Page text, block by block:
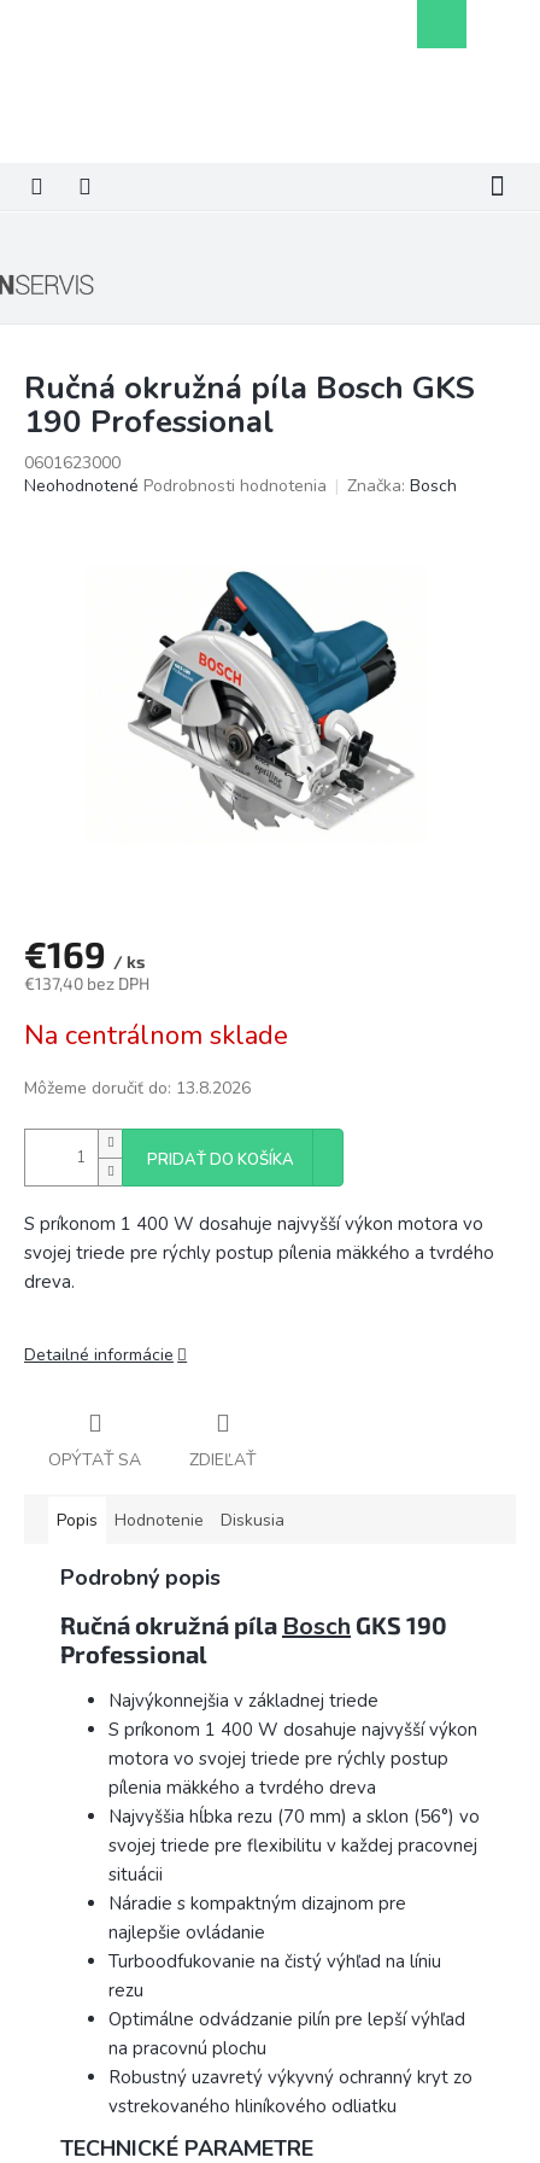
košík
Ručná okružná píla Bosch GKS
190 Professional
0601623000
Priemerné
Neohodnotené Podrobnosti hodnotenia Značka: Bosch
€169 / ks
€137,40 bez DPH
cena:
Na centrálnom sklade
Môžeme doručiť do: 13.8.2026
PRIDAŤ DO KOŠÍKA
S príkonom 1 400 W dosahuje najvyšší výkon motora vo
svojej triede pre rýchly postup pílenia mäkkého a tvrdého
dreva.
Detailné informácie
OPÝTAŤ SA ZDIEĽAŤ
Popis Hodnotenie Diskusia
Podrobný popis
Ručná okružná píla Bosch GKS 190
Professional
Najvýkonnejšia v základnej triede
S príkonom 1 400 W dosahuje najvyšší výkon
motora vo svojej triede pre rýchly postup
pílenia mäkkého a tvrdého dreva
Najvyššia hĺbka rezu (70 mm) a sklon (56°) vo
svojej triede pre flexibilitu v každej pracovnej
situácii
Náradie s kompaktným dizajnom pre
najlepšie ovládanie
Turboodfukovanie na čistý výhľad na líniu
rezu
Optimálne odvádzanie pilín pre lepší výhľad
na pracovnú plochu
Robustný uzavretý výkyvný ochranný kryt zo
vstrekovaného hliníkového odliatku
TECHNICKÉ PARAMETRE